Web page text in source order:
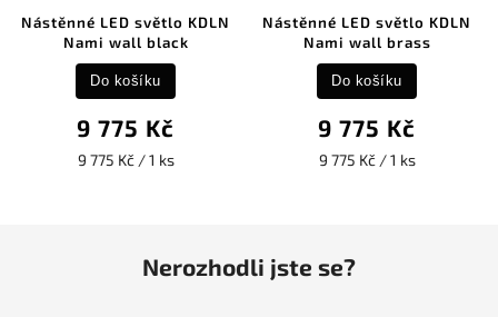
Nástěnné LED světlo KDLN
Nami wall black
9 775 Kč
9 775 Kč / 1 ks
Do košíku
Nástěnné LED světlo KDLN
Nami wall brass
9 775 Kč
9 775 Kč / 1 ks
Do košíku
Nerozhodli jste se?